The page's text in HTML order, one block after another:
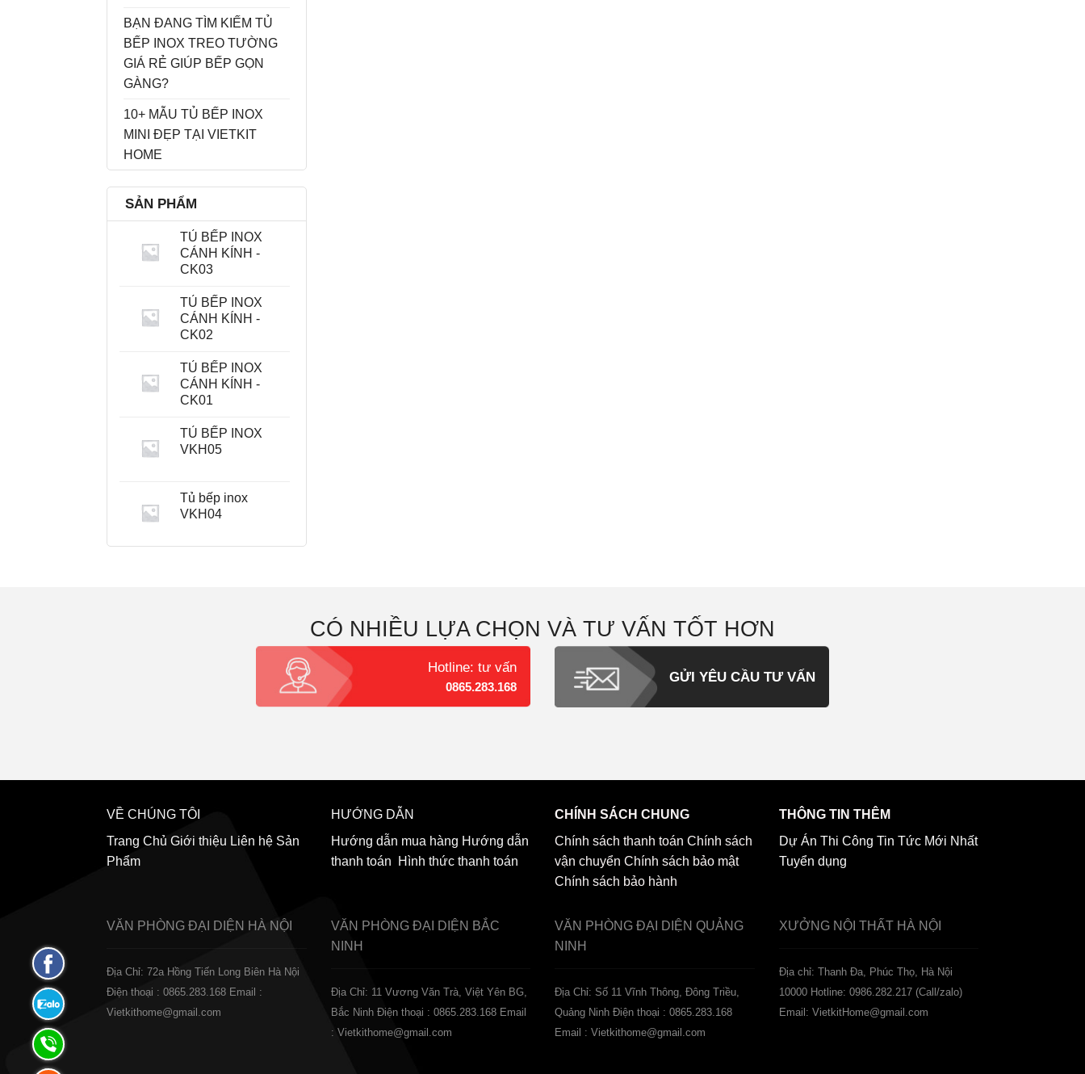
BẠN ĐANG TÌM KIẾM TỦ
BẾP INOX TREO TƯỜNG
GIÁ RẺ GIÚP BẾP GỌN
GÀNG?
10+ MẪU TỦ BẾP INOX
MINI ĐẸP TẠI VIETKIT
HOME
SẢN PHẨM
TỦ BẾP INOX
CÁNH KÍNH -
CK03
TỦ BẾP INOX
CÁNH KÍNH -
CK02
TỦ BẾP INOX
CÁNH KÍNH -
CK01
TỦ BẾP INOX
VKH05
Tủ bếp inox
VKH04
CÓ NHIỀU LỰA CHỌN VÀ TƯ VẤN TỐT HƠN
Hotline: tư vấn
0865.283.168
GỬI YÊU CẦU TƯ VẤN
VỀ CHÚNG TÔI
Trang Chủ Giới thiệu Liên hệ Sản
Phẩm
HƯỚNG DẪN
Hướng dẫn mua hàng Hướng dẫn
thanh toán
Hình thức thanh toán
CHÍNH SÁCH CHUNG
Chính sách thanh toán Chính sách
vận chuyển Chính sách bảo mật
Chính sách bảo hành
THÔNG TIN THÊM
Dự Án Thi Công Tin Tức Mới Nhất
Tuyển dụng
VĂN PHÒNG ĐẠI DIỆN HÀ NỘI
Địa Chỉ: 72a Hồng Tiến Long Biên Hà Nội
Điện thoại : 0865.283.168 Email :
Vietkithome@gmail.com
VĂN PHÒNG ĐẠI DIỆN BẮC
NINH
Địa Chỉ: 11 Vương Văn Trà, Việt Yên BG,
Bắc Ninh Điện thoại : 0865.283.168 Email
: Vietkithome@gmail.com
VĂN PHÒNG ĐẠI DIỆN QUẢNG
NINH
Địa Chỉ: Số 11 Vĩnh Thông, Đông Triều,
Quảng Ninh Điện thoại : 0865.283.168
Email : Vietkithome@gmail.com
XƯỞNG NỘI THẤT HÀ NỘI
️Địa chỉ: Thanh Đa, Phúc Thọ, Hà Nội
10000 Hotline: 0986.282.217 (Call/zalo)
Email: VietkitHome@gmail.com
Fanpage
Facebook
Zalo:
0865.283.168
Hotline: